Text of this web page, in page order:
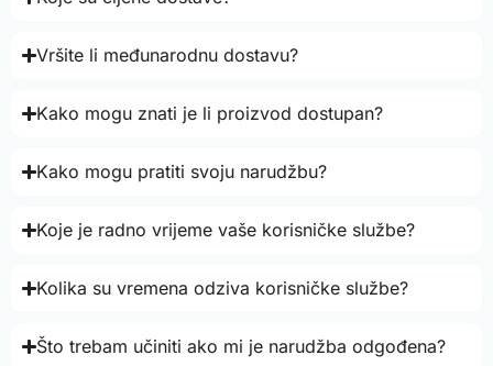
Vršite li međunarodnu dostavu?
Kako mogu znati je li proizvod dostupan?
Kako mogu pratiti svoju narudžbu?
Koje je radno vrijeme vaše korisničke službe?
Kolika su vremena odziva korisničke službe?
Što trebam učiniti ako mi je narudžba odgođena?